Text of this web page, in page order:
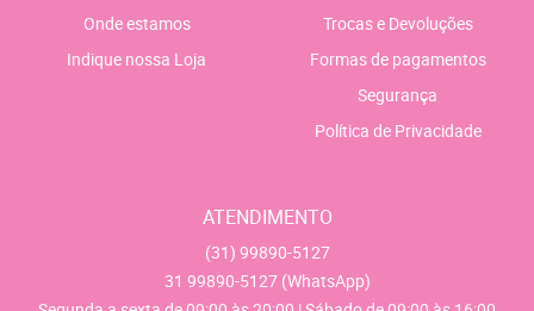
Onde estamos
Indique nossa Loja
Trocas e Devoluções
Formas de pagamentos
Segurança
Política de Privacidade
ATENDIMENTO
(31) 99890-5127
31 99890-5127 (WhatsApp)